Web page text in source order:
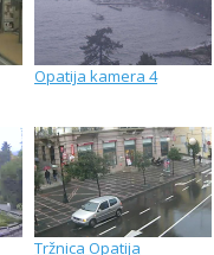
Opatija kamera 4
Tržnica Opatija